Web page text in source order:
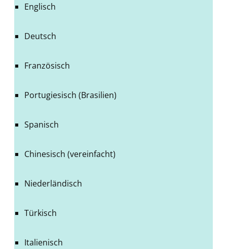
Englisch
Deutsch
Französisch
Portugiesisch (Brasilien)
Spanisch
Chinesisch (vereinfacht)
Niederländisch
Türkisch
Italienisch